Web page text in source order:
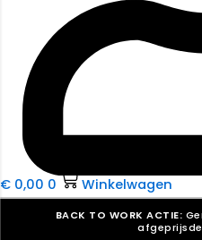
€ 0,00 0 Winkelwagen
BACK TO WORK ACTIE: